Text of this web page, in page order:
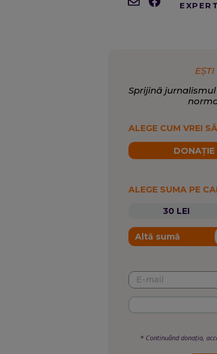
Sprijină
ALEGE CUM VREI
ALEGE SUMA PE
30 LEI
Altă sumă
* Continuând donația,